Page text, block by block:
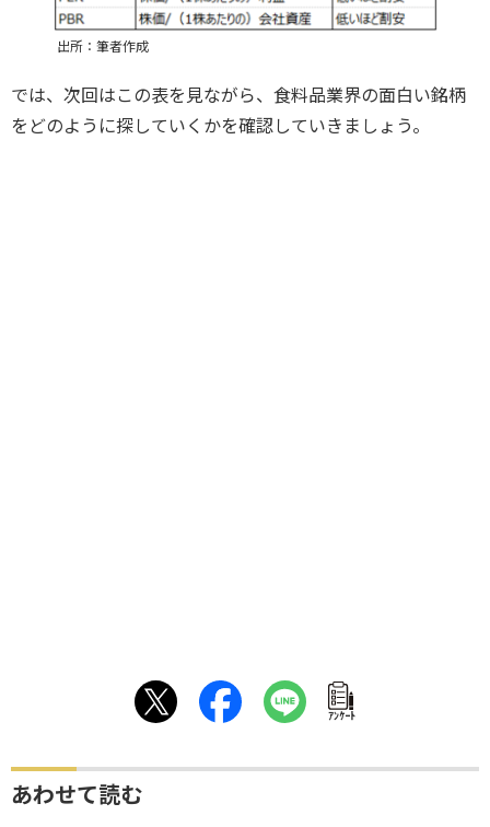
出所：筆者作成
では、次回はこの表を見ながら、食料品業界の面白い銘柄
をどのように探していくかを確認していきましょう。
ｱﾝｹｰﾄ
あわせて読む